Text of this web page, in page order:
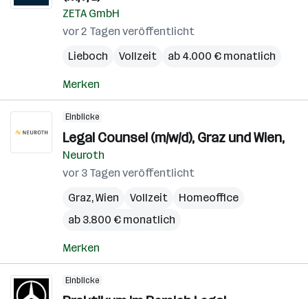
ZETA GmbH
vor 2 Tagen veröffentlicht
Lieboch
Vollzeit ab 4.000 € monatlich
Merken
Einblicke
Legal Counsel (m/w/d), Graz und Wien,
Neuroth
vor 3 Tagen veröffentlicht
Graz,Wien Vollzeit
Homeoffice
ab 3.800 € monatlich
Merken
Einblicke